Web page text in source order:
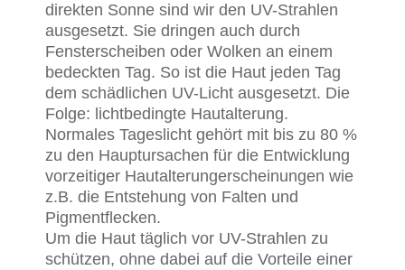
direkten Sonne sind wir den UV-Strahlen
ausgesetzt. Sie dringen auch durch
Fensterscheiben oder Wolken an einem
bedeckten Tag. So ist die Haut jeden Tag
dem schädlichen UV-Licht ausgesetzt. Die
Folge: lichtbedingte Hautalterung.
Normales Tageslicht gehört mit bis zu 80 %
zu den Hauptursachen für die Entwicklung
vorzeitiger Hautalterungerscheinungen wie
z.B. die Entstehung von Falten und
Pigmentflecken.
Um die Haut täglich vor UV-Strahlen zu
schützen, ohne dabei auf die Vorteile einer